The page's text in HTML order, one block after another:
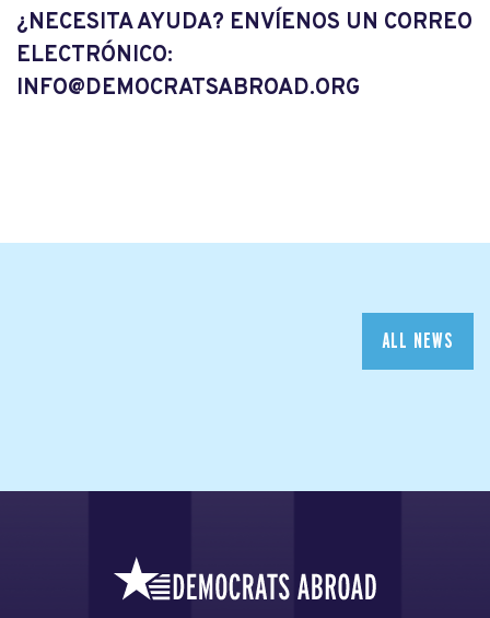
¿NECESITA AYUDA? ENVÍENOS UN CORREO
ELECTRÓNICO:
INFO@DEMOCRATSABROAD.ORG
ALL NEWS